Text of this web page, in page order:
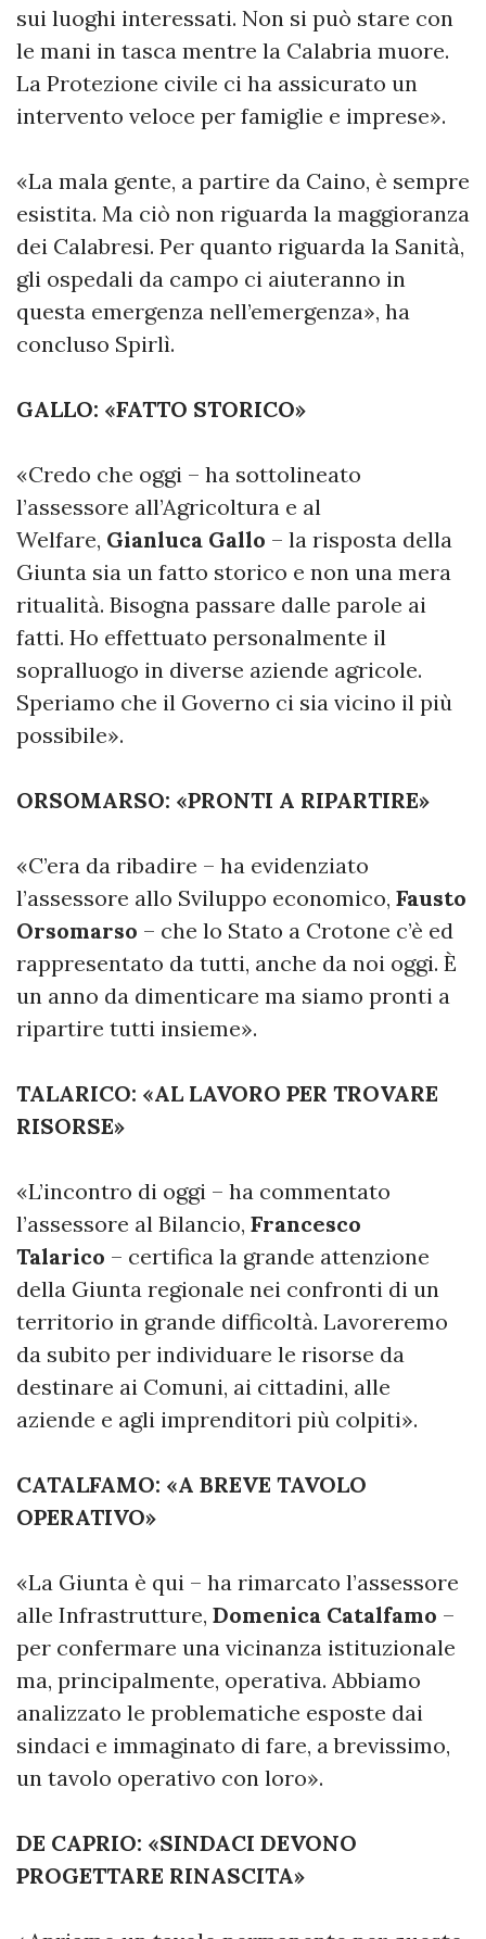
sui luoghi interessati. Non si può stare con
le mani in tasca mentre la Calabria muore.
La Protezione civile ci ha assicurato un
intervento veloce per famiglie e imprese».
«La mala gente, a partire da Caino, è sempre
esistita. Ma ciò non riguarda la maggioranza
dei Calabresi. Per quanto riguarda la Sanità,
gli ospedali da campo ci aiuteranno in
questa emergenza nell’emergenza», ha
concluso Spirlì.
GALLO: «FATTO STORICO»
«Credo che oggi – ha sottolineato
l’assessore all’Agricoltura e al
Welfare, Gianluca Gallo – la risposta della
Giunta sia un fatto storico e non una mera
ritualità. Bisogna passare dalle parole ai
fatti. Ho effettuato personalmente il
sopralluogo in diverse aziende agricole.
Speriamo che il Governo ci sia vicino il più
possibile».
ORSOMARSO: «PRONTI A RIPARTIRE»
«C’era da ribadire – ha evidenziato
l’assessore allo Sviluppo economico, Fausto
Orsomarso – che lo Stato a Crotone c’è ed
rappresentato da tutti, anche da noi oggi. È
un anno da dimenticare ma siamo pronti a
ripartire tutti insieme».
TALARICO: «AL LAVORO PER TROVARE
RISORSE»
«L’incontro di oggi – ha commentato
l’assessore al Bilancio, Francesco
Talarico – certifica la grande attenzione
della Giunta regionale nei confronti di un
territorio in grande difficoltà. Lavoreremo
da subito per individuare le risorse da
destinare ai Comuni, ai cittadini, alle
aziende e agli imprenditori più colpiti».
CATALFAMO: «A BREVE TAVOLO
OPERATIVO»
«La Giunta è qui – ha rimarcato l’assessore
alle Infrastrutture, Domenica Catalfamo –
per confermare una vicinanza istituzionale
ma, principalmente, operativa. Abbiamo
analizzato le problematiche esposte dai
sindaci e immaginato di fare, a brevissimo,
un tavolo operativo con loro».
DE CAPRIO: «SINDACI DEVONO
PROGETTARE RINASCITA»